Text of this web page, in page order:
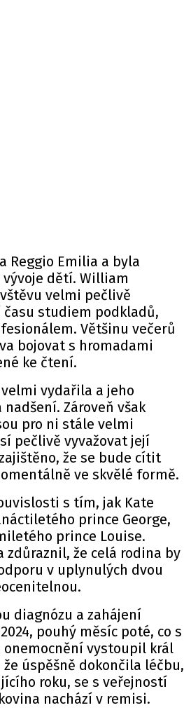
Reggio Emilia a byla
dětí. William
velmi pečlivě
studiem podkladů,
Většinu večerů
bojovat s hromadami
ke čtení.
vydařila a jeho
Zároveň však
pro ni stále velmi
pečlivě vyvažovat její
že se bude cítit
ve skvělé formě.
s tím, jak Kate
prince George,
prince Louise.
zdůraznil, že celá rodina by
v uplynulých dvou
diagnózu a zahájení
pouhý měsíc poté, co s
onemocnění vystoupil král
úspěšně dokončila léčbu,
roku, se s veřejností
nachází v remisi.